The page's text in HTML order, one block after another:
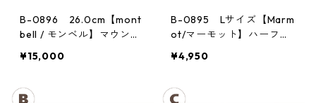
B-0896 26.0cm【mont
bell / モンベル】マウンテ
¥15,000
B-0895 Lサイズ【Marm
ot/マーモット】ハーフパ
Men's DGBK
¥4,950